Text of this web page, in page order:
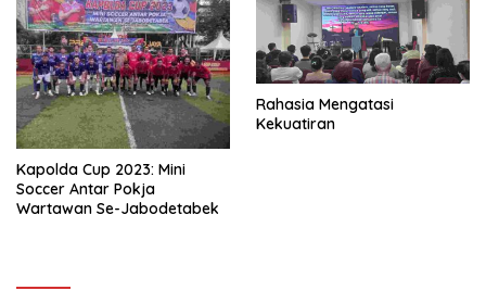
Kapolda Cup 2023: Mini
Soccer Antar Pokja
Wartawan Se-Jabodetabek
Rahasia Mengatasi
Kekuatiran